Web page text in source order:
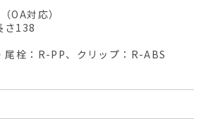
OA対応）
138
栓：R-PP、クリップ：R-ABS